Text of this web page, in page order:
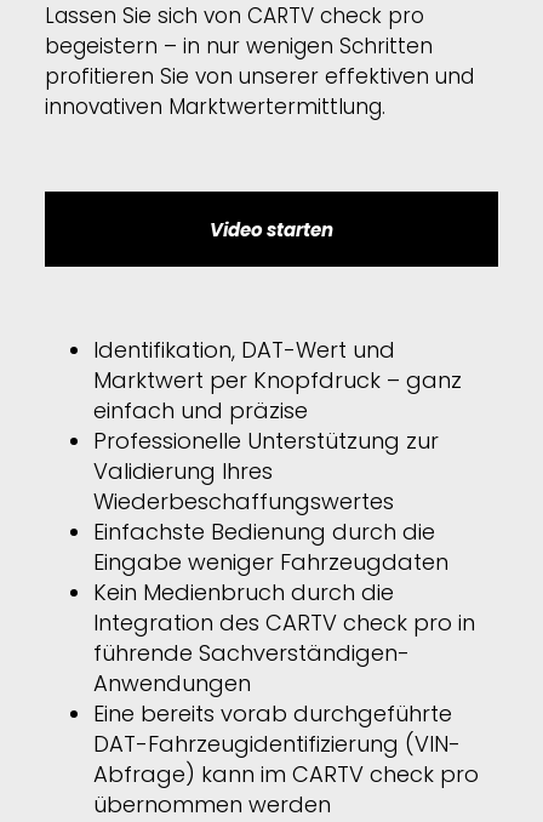
Lassen Sie sich von CARTV check pro
begeistern – in nur wenigen Schritten
profitieren Sie von unserer effektiven und
innovativen Marktwertermittlung.
Video starten
Identifikation, DAT-Wert und
Marktwert per Knopfdruck – ganz
einfach und präzise
Professionelle Unterstützung zur
Validierung Ihres
Wiederbeschaffungswertes
Einfachste Bedienung durch die
Eingabe weniger Fahrzeugdaten
Kein Medienbruch durch die
Integration des CARTV check pro in
führende Sachverständigen-
Anwendungen
Eine bereits vorab durchgeführte
DAT-Fahrzeugidentifizierung (VIN-
Abfrage) kann im CARTV check pro
übernommen werden